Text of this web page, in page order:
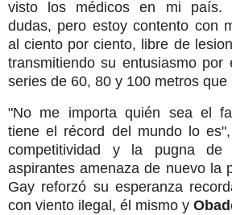
visto los médicos en mi país.
dudas, pero estoy contento con
al ciento por ciento, libre de
transmitiendo su entusiasmo por
series de 60, 80 y 100 metros que
"No me importa quién sea el
tiene el récord del mundo lo
competitividad y la pugna de
aspirantes amenaza de nuevo la
Gay reforzó su esperanza
con viento ilegal, él mismo y